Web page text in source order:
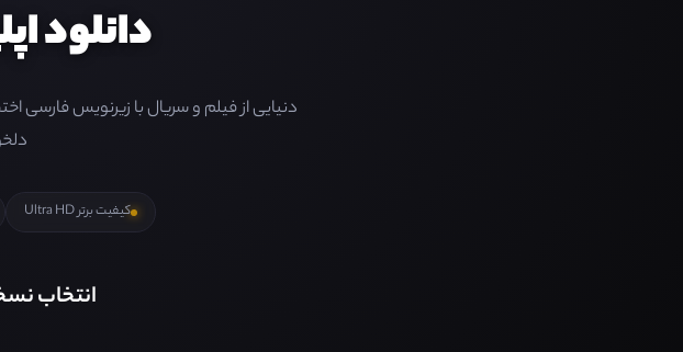
دانلود
دنیایی از فیلم و سریال با زیرنویس فارسی
کیفیت برتر Ultra HD
انتخاب